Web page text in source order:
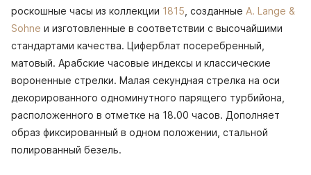
роскошные часы из коллекции 1815 , созданные A. Lange &
Sohne и изготовленные в соответствии с высочайшими
стандартами качества. Циферблат посеребренный,
матовый. Арабские часовые индексы и классические
вороненные стрелки. Малая секундная стрелка на оси
декорированного одноминутного парящего турбийона,
расположенного в отметке на 18.00 часов. Дополняет
образ фиксированный в одном положении, стальной
полированный безель.